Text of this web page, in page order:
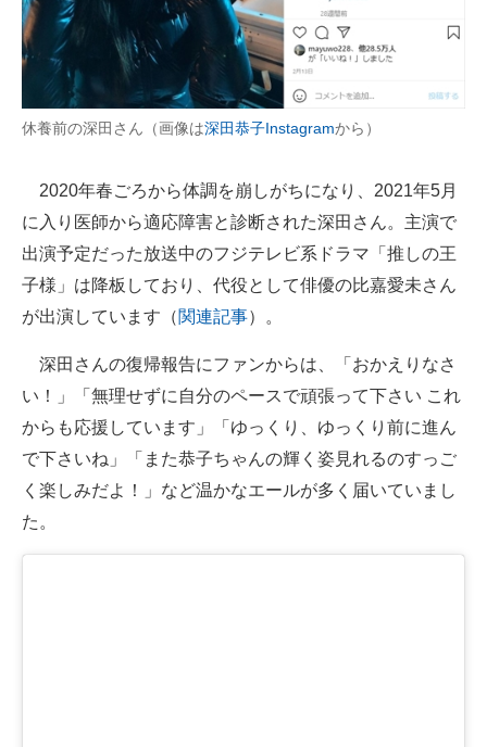
休養前の深田さん（画像は深田恭子Instagramから）
2020年春ごろから体調を崩しがちになり、2021年5月
に入り医師から適応障害と診断された深田さん。主演で
出演予定だった放送中のフジテレビ系ドラマ「推しの王
子様」は降板しており、代役として俳優の比嘉愛未さん
が出演しています（関連記事）。
深田さんの復帰報告にファンからは、「おかえりなさ
い！」「無理せずに自分のペースで頑張って下さい これ
からも応援しています」「ゆっくり、ゆっくり前に進ん
で下さいね」「また恭子ちゃんの輝く姿見れるのすっご
く楽しみだよ！」など温かなエールが多く届いていまし
た。